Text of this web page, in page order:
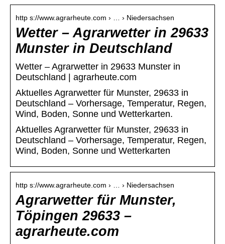
http s://www.agrarheute.com › … › Niedersachsen
Wetter – Agrarwetter in 29633
Munster in Deutschland
Wetter – Agrarwetter in 29633 Munster in
Deutschland | agrarheute.com
Aktuelles Agrarwetter für Munster, 29633 in
Deutschland – Vorhersage, Temperatur, Regen,
Wind, Boden, Sonne und Wetterkarten.
Aktuelles Agrarwetter für Munster, 29633 in
Deutschland – Vorhersage, Temperatur, Regen,
Wind, Boden, Sonne und Wetterkarten
http s://www.agrarheute.com › … › Niedersachsen
Agrarwetter für Munster,
Töpingen 29633 –
agrarheute.com